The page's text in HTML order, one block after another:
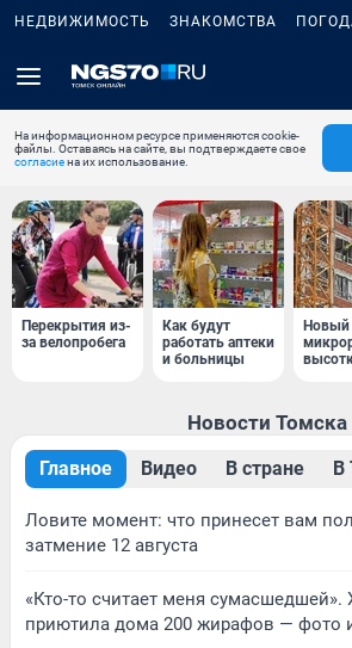
НЕДВИЖИМОСТЬ ЗНАКОМСТВА
На информационном ресурсе применяются cookie-
файлы. Оставаясь на сайте, вы подтверждаете свое
согласиена их использование.
Перекрытия из-
за велопробега
Как будут
работать аптеки
и больницы
Новый
Новости Томска
Главное Видео В стране В
Ловите момент: что принесет вам
затмение 12 августа
«Кто-то считает меня сумасшедшей».
приютила дома 200 жирафов — фото